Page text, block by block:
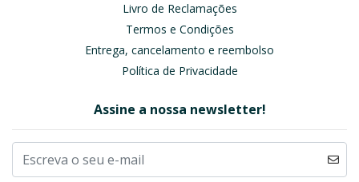
Livro de Reclamações
Termos e Condições
Entrega, cancelamento e reembolso
Política de Privacidade
Assine a nossa newsletter!